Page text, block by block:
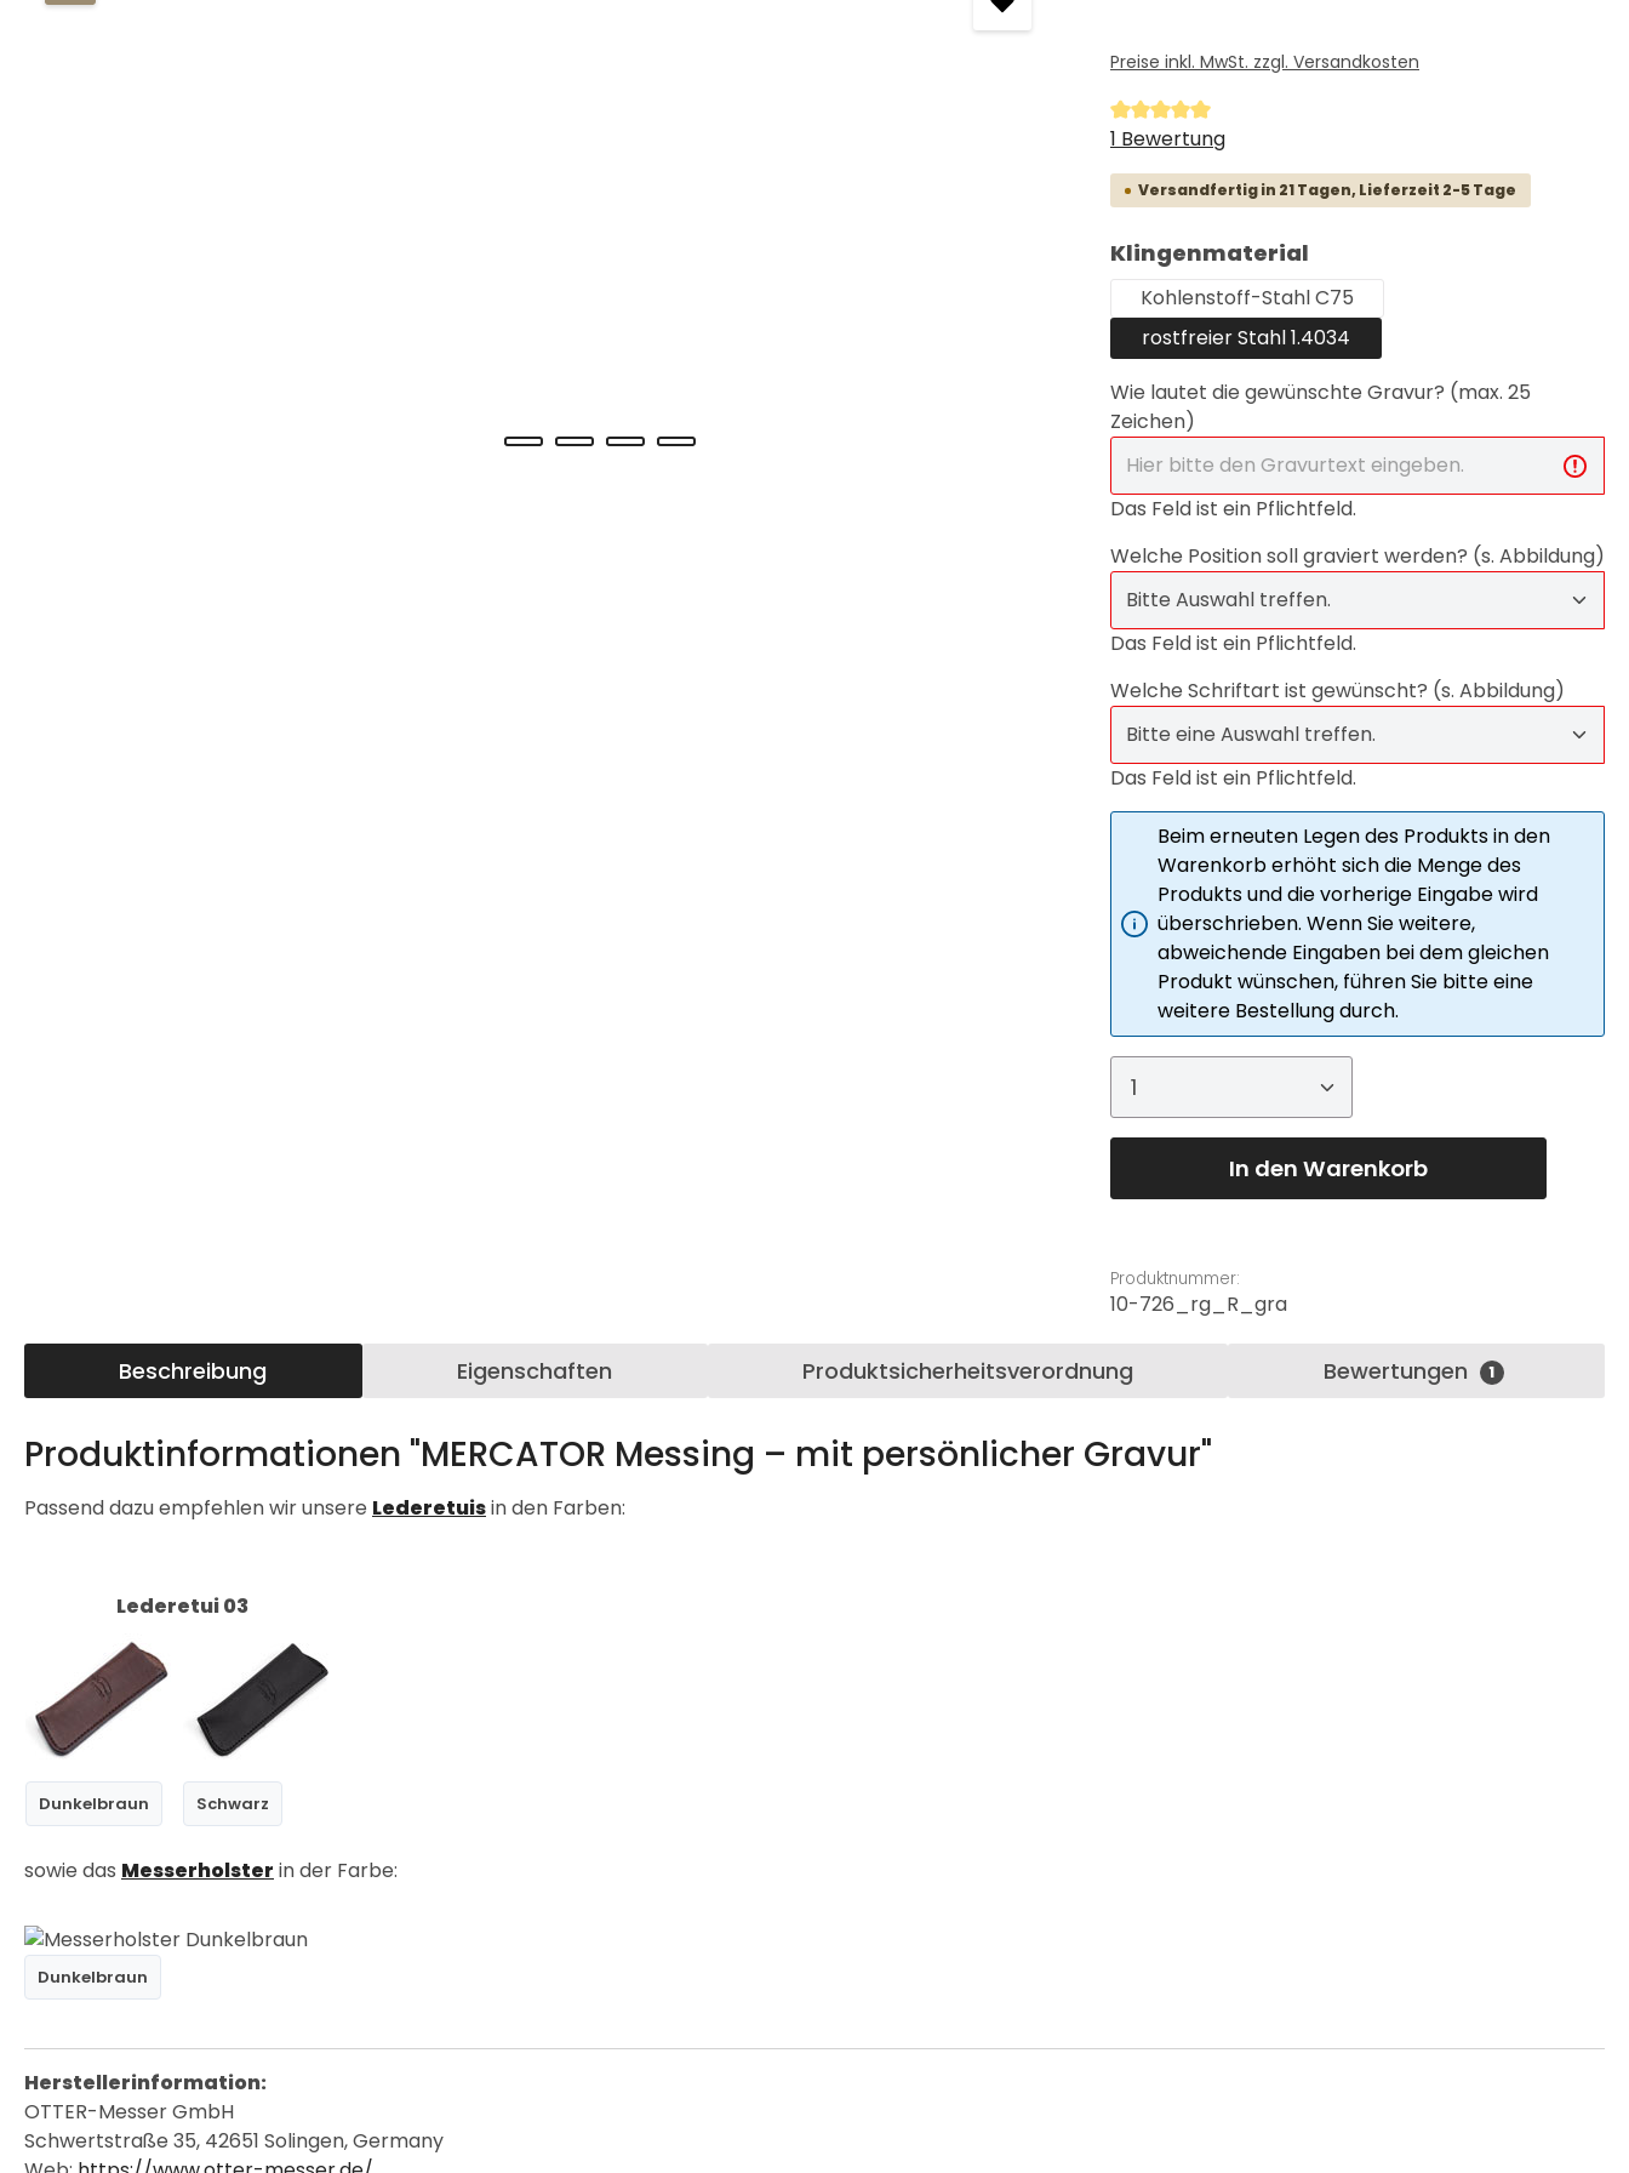
Preise inkl. MwSt. zzgl. Versandkosten
Durchschnittliche Bewertung von 5 von 5 Sternen
1 Bewertung
Versandfertig in 21 Tagen, Lieferzeit 2-5 Tage
Klingenmaterial
Kohlenstoff-Stahl C75
rostfreier Stahl 1.4034
Wie lautet die gewünschte Gravur? (max. 25
Zeichen)
Das Feld ist ein Pflichtfeld.
Welche Position soll graviert werden? (s. Abbildung)
Das Feld ist ein Pflichtfeld.
Welche Schriftart ist gewünscht? (s. Abbildung)
Das Feld ist ein Pflichtfeld.
Beim erneuten Legen des Produkts in den
Warenkorb erhöht sich die Menge des
Produkts und die vorherige Eingabe wird
überschrieben. Wenn Sie weitere,
abweichende Eingaben bei dem gleichen
Produkt wünschen, führen Sie bitte eine
weitere Bestellung durch.
Produkt Anzahl: Gib den
In den Warenkorb
Produktnummer:
10-726_rg_R_gra
Beschreibung Eigenschaften Produktsicherheitsverordnung Bewertungen 1
Produktinformationen "MERCATOR Messing – mit persönlicher Gravur"
Passend dazu empfehlen wir unsere Lederetuisin den Farben:
Lederetui 03
Dunkelbraun Schwarz
sowie das Messerholster in der Farbe:
Dunkelbraun
Herstellerinformation:
OTTER-Messer GmbH
Schwertstraße 35, 42651 Solingen, Germany